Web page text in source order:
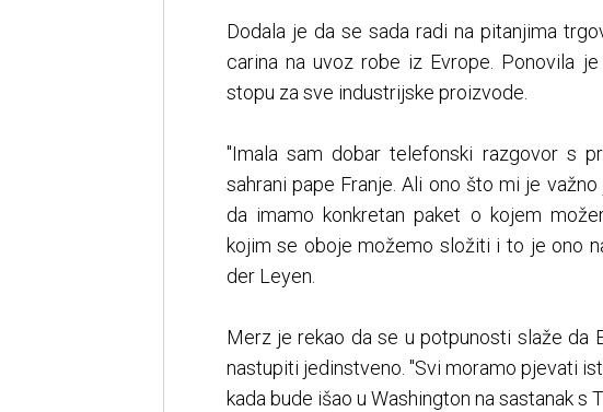
Dodala je da se sada radi na pitanjima
carina na uvoz robe iz Evrope. Ponovila
stopu za sve industrijske proizvode.
"Imala sam dobar telefonski razgovor s
sahrani pape Franje. Ali ono što mi je
da imamo konkretan paket o kojem
kojim se oboje možemo složiti i to je ono
der Leyen.
Merz je rekao da se u potpunosti slaže da
nastupiti jedinstveno. "Svi moramo pjevati
kada bude išao u Washington na sastanak